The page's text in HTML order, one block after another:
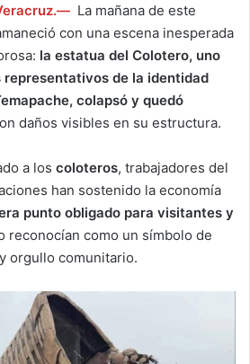
La mañana de este
con una escena inesperada
la estatua del Colotero, uno
representativos de la identidad
colapsó y quedó
daños visibles en su estructura.
a los coloteros, trabajadores del
han sostenido la economía
punto obligado para visitantes y
reconocían como un símbolo de
orgullo comunitario.